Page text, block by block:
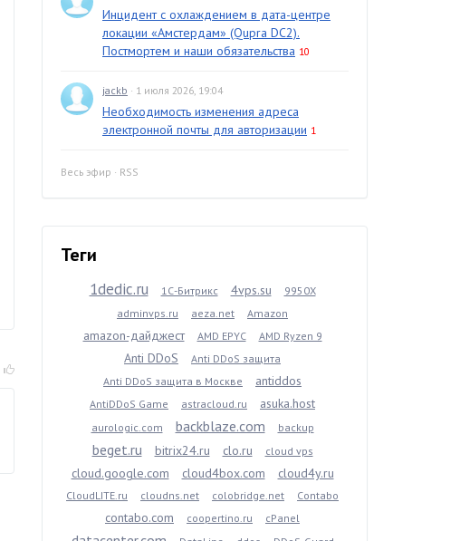
Инцидент с охлаждением в дата-центре
локации «Амстердам» (Qupra DC2).
Постмортем и наши обязательства 10
jackb · 1 июля 2026, 19:04
Необходимость изменения адреса
электронной почты для авторизации 1
Весь эфир · RSS
Теги
1dedic.ru 1С-Битрикс 4vps.su
9950X
adminvps.ru
aeza.net Amazon
amazon-дайджест AMD EPYC AMD Ryzen 9
Anti DDoS
Anti DDoS защита
Anti DDoS защита в Москве
antiddos
AntiDDoS Game astracloud.ru asuka.host
aurologic.com backblaze.com backup
beget.ru bitrix24.ru clo.ru cloud vps
cloud.google.com cloud4box.com cloud4y.ru
CloudLITE.ru cloudns.net colobridge.net Contabo
contabo.com coopertino.ru cPanel